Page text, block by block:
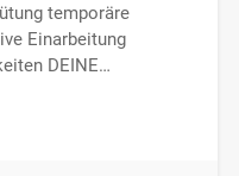
temporäre
Einarbeitung
DEINE…